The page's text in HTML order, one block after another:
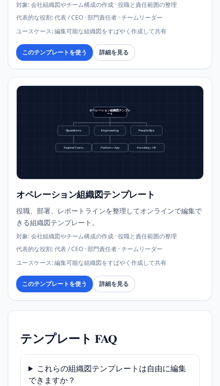
対象:会社組織図やチーム構成の作成 · 役職と責任範囲の整理
代表的な役割:代表 / CEO · 部門責任者 · チームリーダー
ユースケース:編集可能な組織図をすばやく作成して共有
このテンプレートを使う 詳細を見る
オペレーション組織図テンプレ
ート
Operations Engineering People Ops
Regional Teams Platform + App Recruiting + HR
オペレーション組織図テンプレート
役職、部署、レポートラインを整理してオンラインで編集で
きる組織図テンプレート。
対象:会社組織図やチーム構成の作成 · 役職と責任範囲の整理
代表的な役割:代表 / CEO · 部門責任者 · チームリーダー
ユースケース:編集可能な組織図をすばやく作成して共有
このテンプレートを使う 詳細を見る
テンプレート FAQ
これらの組織図テンプレートは自由に編集
できますか？